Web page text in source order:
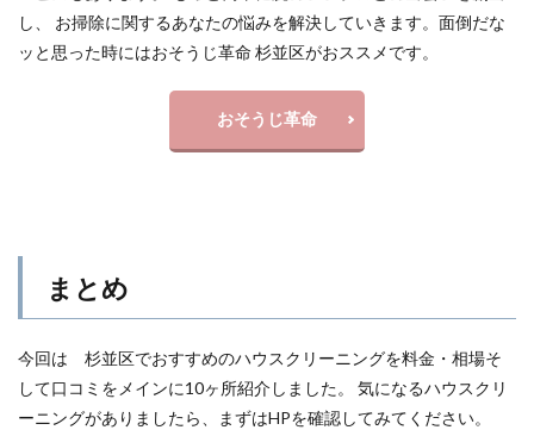
し、 お掃除に関するあなたの悩みを解決していきます。面倒だな
ッと思った時にはおそうじ革命 杉並区がおススメです。
おそうじ革命
まとめ
今回は 杉並区でおすすめのハウスクリーニングを料金・相場そ
して口コミをメインに10ヶ所紹介しました。 気になるハウスクリ
ーニングがありましたら、まずはHPを確認してみてください。